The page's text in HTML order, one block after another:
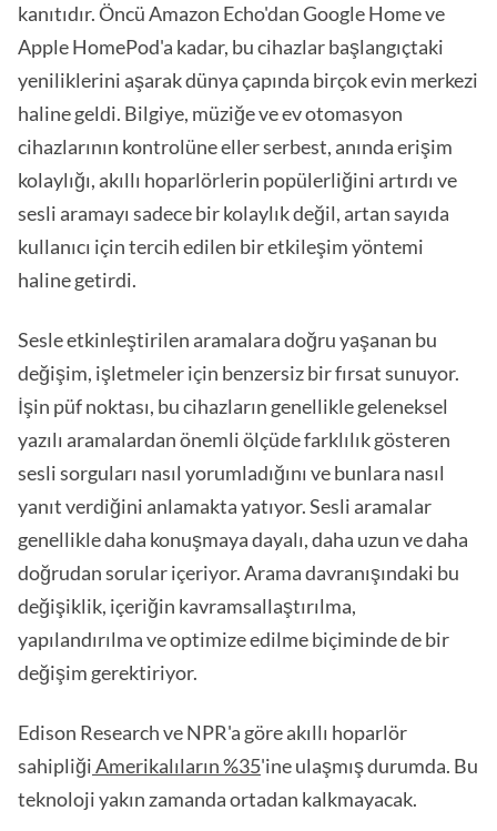
kanıtıdır. Öncü Amazon Echo'dan Google Home ve
Apple HomePod'a kadar, bu cihazlar başlangıçtaki
yeniliklerini aşarak dünya çapında birçok evin merkezi
haline geldi. Bilgiye, müziğe ve ev otomasyon
cihazlarının kontrolüne eller serbest, anında erişim
kolaylığı, akıllı hoparlörlerin popülerliğini artırdı ve
sesli aramayı sadece bir kolaylık değil, artan sayıda
kullanıcı için tercih edilen bir etkileşim yöntemi
haline getirdi.
Sesle etkinleştirilen aramalara doğru yaşanan bu
değişim, işletmeler için benzersiz bir fırsat sunuyor.
İşin püf noktası, bu cihazların genellikle geleneksel
yazılı aramalardan önemli ölçüde farklılık gösteren
sesli sorguları nasıl yorumladığını ve bunlara nasıl
yanıt verdiğini anlamakta yatıyor. Sesli aramalar
genellikle daha konuşmaya dayalı, daha uzun ve daha
doğrudan sorular içeriyor. Arama davranışındaki bu
değişiklik, içeriğin kavramsallaştırılma,
yapılandırılma ve optimize edilme biçiminde de bir
değişim gerektiriyor.
Edison Research ve NPR'a göre akıllı hoparlör
sahipliğiAmerikalıların %35'ine ulaşmış durumda. Bu
teknoloji yakın zamanda ortadan kalkmayacak.